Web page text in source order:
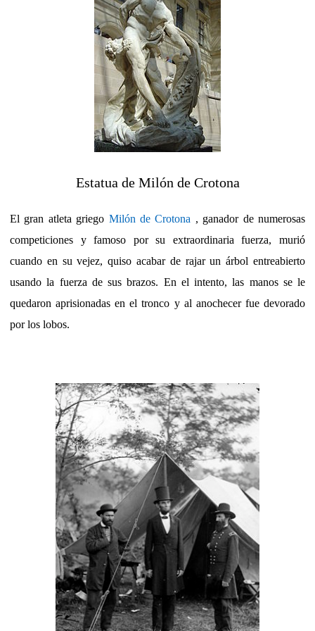
Estatua de Milón de Crotona
El gran atleta griego Milón de Crotona , ganador de numerosas
competiciones y famoso por su extraordinaria fuerza, murió
cuando en su vejez, quiso acabar de rajar un árbol entreabierto
usando la fuerza de sus brazos. En el intento, las manos se le
quedaron aprisionadas en el tronco y al anochecer fue devorado
por los lobos.